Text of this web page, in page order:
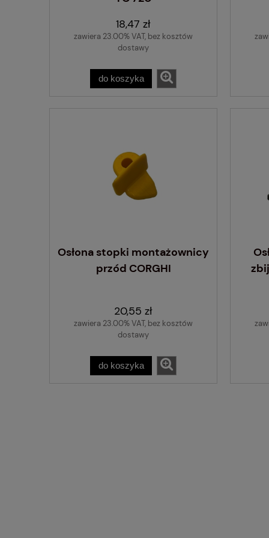
18,47 zł
zawiera 23.00% VAT, bez kosztów
dostawy
do koszyka
Osłona stopki montażownicy
przód CORGHI
20,55 zł
zawiera 23.00% VAT, bez kosztów
dostawy
do koszyka